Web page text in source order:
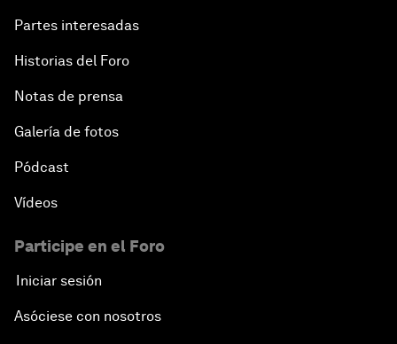
Partes interesadas
Historias del Foro
Notas de prensa
Galería de fotos
Pódcast
Vídeos
Participe en el Foro
Iniciar sesión
Asóciese con nosotros